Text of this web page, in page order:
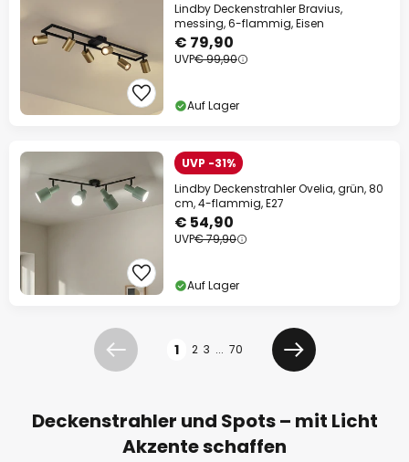
Lindby Deckenstrahler Bravius,
messing, 6-flammig, Eisen
€ 79,90
UVP€ 99,90
Auf Lager
UVP -31%
Lindby Deckenstrahler Ovelia, grün, 80
cm, 4-flammig, E27
€ 54,90
UVP€ 79,90
Auf Lager
Zurück 1 2 3 ... 70
Weiter
Deckenstrahler und Spots – mit Licht
Akzente schaffen